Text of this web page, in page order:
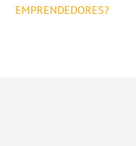
EMPRENDEDORES?